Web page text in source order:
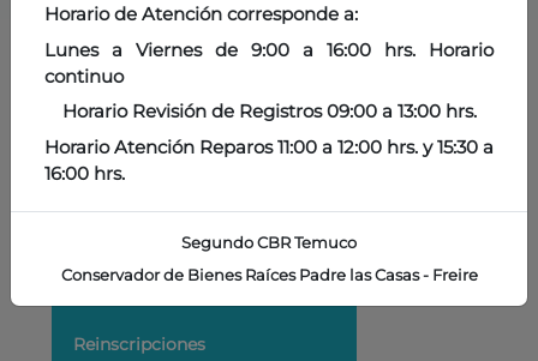
Horario de Atención corresponde a:
Lunes a Viernes de 9:00 a 16:00 hrs. Horario
continuo
Horario Revisión de Registros 09:00 a 13:00 hrs.
Horario Atención Reparos 11:00 a 12:00 hrs. y 15:30 a
16:00 hrs.
Segundo CBR Temuco
Conservador de Bienes Raíces Padre las Casas - Freire
Índices
Inscripciones
Reinscripciones